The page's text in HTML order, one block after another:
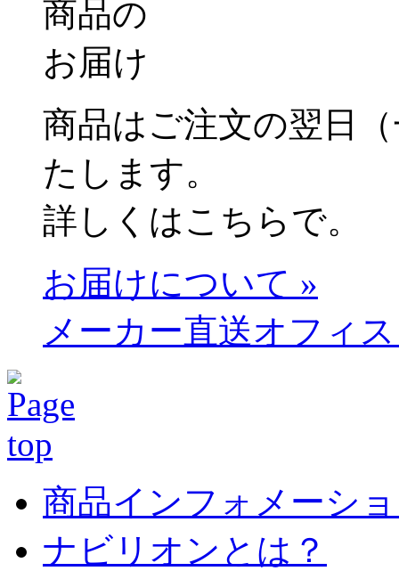
商品はご注文の翌日
たします。
詳しくはこちらで。
お届けについて »
メーカー直送オフィ
商品インフォメーシ
ナビリオンとは？